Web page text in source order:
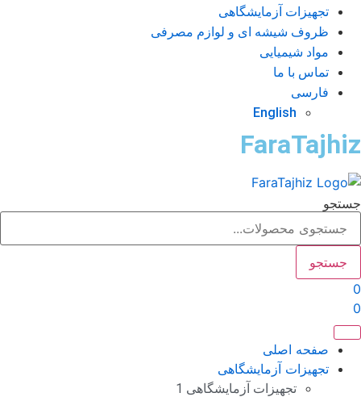
تجهیزات آزمایشگاهی
ظروف شیشه ای و لوازم مصرفی
مواد شیمیایی
تماس با ما
فارسی
English
جستجو
صفحه اصلی
تجهیزات آزمایشگاهی
تجهیزات آزمایشگاهی 1